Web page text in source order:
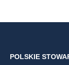
POLSKIE